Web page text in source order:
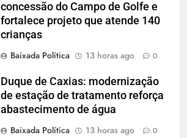
concessão do Campo de Golfe e
fortalece projeto que atende 140
crianças
Baixada Política
13 horas ago 0
Duque de Caxias: modernização
de estação de tratamento reforça
abastecimento de água
Baixada Política
13 horas ago 0